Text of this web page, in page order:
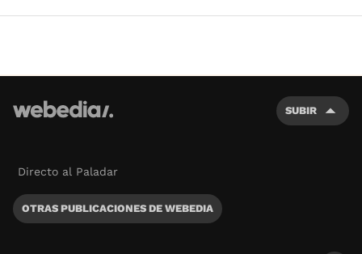
SUBIR
Directo al Paladar
OTRAS PUBLICACIONES DE WEBEDIA